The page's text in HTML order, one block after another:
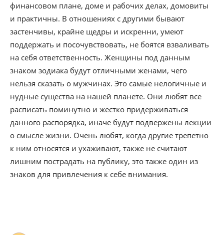
финансовом плане, доме и рабочих делах, домовиты
и практичны. В отношениях с другими бывают
застенчивы, крайне щедры и искренни, умеют
поддержать и посочувствовать, не боятся взваливать
на себя ответственность. Женщины под данным
знаком зодиака будут отличными женами, чего
нельзя сказать о мужчинах. Это самые нелогичные и
нудные существа на нашей планете. Они любят все
расписать поминутно и жестко придерживаться
данного распорядка, иначе будут подвержены лекции
о смысле жизни. Очень любят, когда другие трепетно
к ним относятся и ухаживают, также не считают
лишним пострадать на публику, это также один из
знаков для привлечения к себе внимания.